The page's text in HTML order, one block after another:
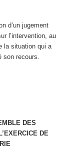
d’un jugement
l’intervention, au
la situation qui a
son recours.
DES
DE